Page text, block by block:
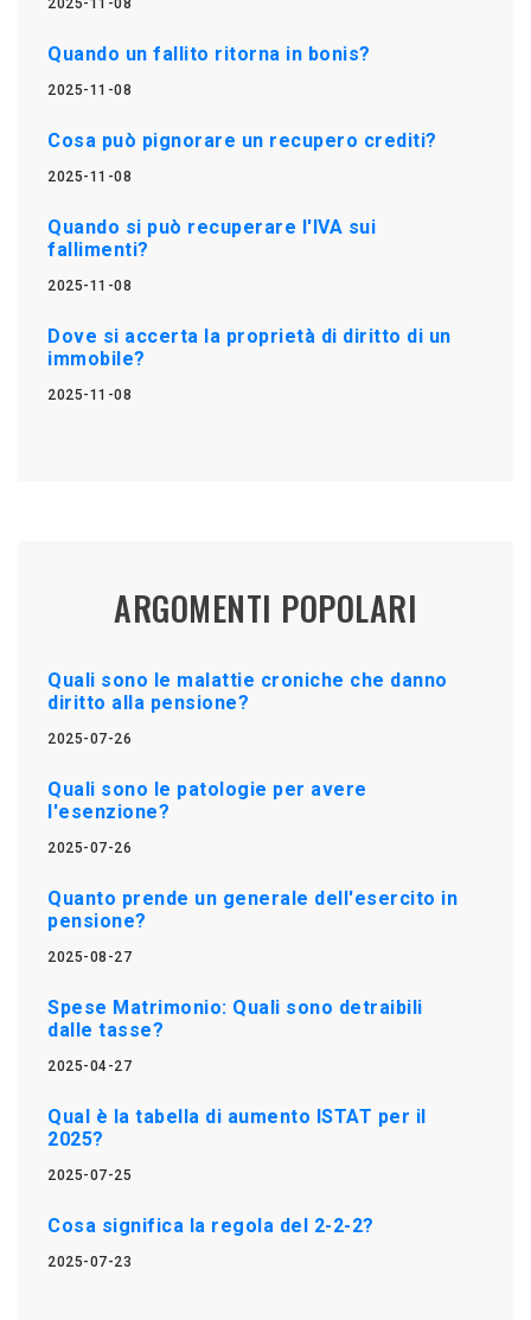
2025-11-08
Quando un fallito ritorna in bonis?
2025-11-08
Cosa può pignorare un recupero crediti?
2025-11-08
Quando si può recuperare l'IVA sui
fallimenti?
2025-11-08
Dove si accerta la proprietà di diritto di un
immobile?
2025-11-08
ARGOMENTI POPOLARI
Quali sono le malattie croniche che danno
diritto alla pensione?
2025-07-26
Quali sono le patologie per avere
l'esenzione?
2025-07-26
Quanto prende un generale dell'esercito in
pensione?
2025-08-27
Spese Matrimonio: Quali sono detraibili
dalle tasse?
2025-04-27
Qual è la tabella di aumento ISTAT per il
2025?
2025-07-25
Cosa significa la regola del 2-2-2?
2025-07-23